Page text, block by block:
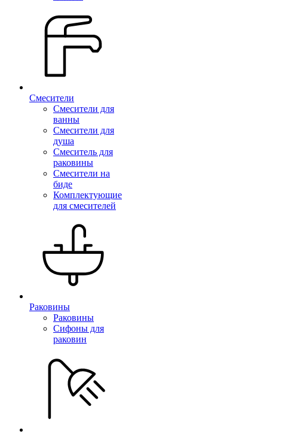
Смесители
Смесители для
ванны
Смесители для
душа
Смеситель для
раковины
Смесители на
биде
Комплектующие
для смесителей
Раковины
Раковины
Сифоны для
раковин